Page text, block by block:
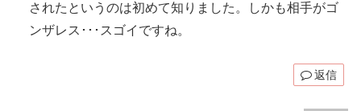
されたというのは初めて知りました。しかも相手がゴ
ンザレス･･･スゴイですね。
返信